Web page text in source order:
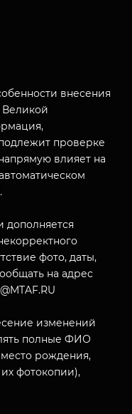
внесения
Великой
проверке
влияет на
дополняется
фото, даты,
на адрес
изменений
полные ФИО
рождения,
фотокопии),